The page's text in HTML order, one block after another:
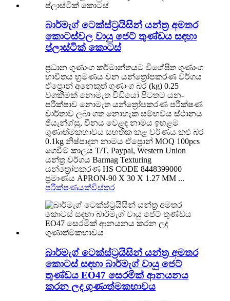
බාර්මැග් ටෙක්ස්ට්‍රයිසින් යන්ත්‍ර අමතර
කොටස්වල වායු ජෙට් තුණ්ඩය සඳහා
ප්ලාස්ටික් කොටස්
ප්‍රධාන ගුණාංග කර්මාන්තයට විශේෂිත ගුණාංග
භාවිතය භ්‍රමණය වන යන්ත්‍රෝපකරණ වර්ගය
ඒප්‍රොන් අනෙකුත් ගුණාංග බර (kg) 0.25
වගකීමක් නොමැත වීඩියෝ පිටතට යන-
පරීක්ෂාව නොමැත යන්ත්‍රෝපකරණ පරීක්ෂණ
වාර්තාව ලබා ගත නොහැක සම්භවය ස්ථානය
ජියැන්ග්සු, චීනය වෙළඳ නාමය ඉහළම
ගුණාත්මකභාවය සහතික කළ වර්ණය කළු බර
0.1kg නිෂ්පාදන නාමය ඒප්‍රොන් MOQ 100pcs
ගෙවීම් කාලය T/T, Paypal, Western Union
යන්ත්‍ර වර්ගය Barmag Texturing
යන්ත්‍රෝපකරණ HS CODE 8448399000
ප්‍රමාණය APRON-90 X 30 X 1.27 MM ...
පරීක්ෂණයක්විස්තර
බාර්මැග් ටෙක්ස්ට්‍රයිසින් යන්ත්‍ර අමතර
කොටස් සඳහා බාර්මැග් වායු ජෙට්
තුණ්ඩය EO47 සෙරමික් ආනයනය
කරන ලද ගුණාත්මකභාවය